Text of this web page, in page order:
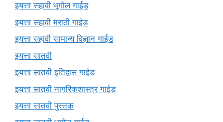
इयत्ता सहावी भूगोल गाईड
इयत्ता सहावी मराठी गाईड
इयत्ता सहावी सामान्य विज्ञान गाईड
इयत्ता सातवी
इयत्ता सातवी इतिहास गाईड
इयत्ता सातवी नागरिकशास्त्र गाईड
इयत्ता सातवी पुस्तक